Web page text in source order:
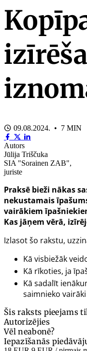
09.08.2024. • 7 MIN
Autors
Jūlija Triščuka
SIA "Sorainen ZAB",
juriste
Praksē bieži nākas
nekustamais
vairākiem
Kas jāņem vērā,
Izlasot šo rakstu,
Kā visbiežāk
Kā rīkoties, ja
Kā sadalīt
saimnieko
Šis raksts pieejams
Autorizējies
Vēl neabonē?
Iepazīšanās